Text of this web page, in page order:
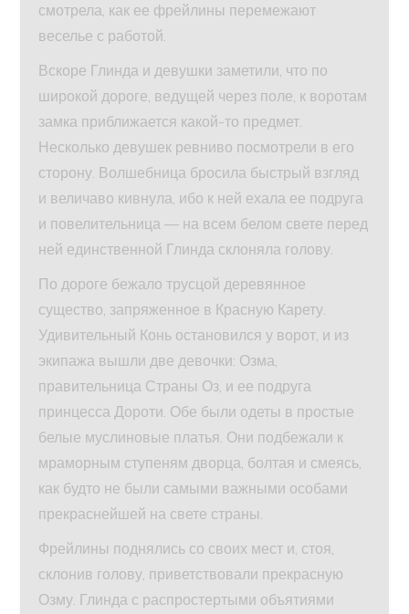
смотрела, как ее фрейлины перемежают
веселье с работой.
Вскоре Глинда и девушки заметили, что по
широкой дороге, ведущей через поле, к воротам
замка приближается какой-то предмет.
Несколько девушек ревниво посмотрели в его
сторону. Волшебница бросила быстрый взгляд
и величаво кивнула, ибо к ней ехала ее подруга
и повелительница — на всем белом свете перед
ней единственной Глинда склоняла голову.
По дороге бежало трусцой деревянное
существо, запряженное в Красную Карету.
Удивительный Конь остановился у ворот, и из
экипажа вышли две девочки: Озма,
правительница Страны Оз, и ее подруга
принцесса Дороти. Обе были одеты в простые
белые муслиновые платья. Они подбежали к
мраморным ступеням дворца, болтая и смеясь,
как будто не были самыми важными особами
прекраснейшей на свете страны.
Фрейлины поднялись со своих мест и, стоя,
склонив голову, приветствовали прекрасную
Озму. Глинда с распростертыми объятиями